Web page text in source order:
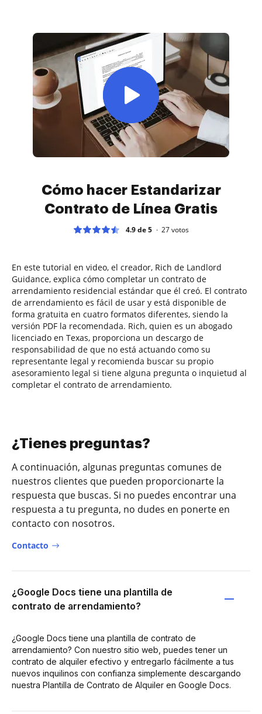
Cómo hacer Estandarizar
Contrato de Línea Gratis
4.9 de 5 27votos
En este tutorial en video, el creador, Rich de Landlord
Guidance, explica cómo completar un contrato de
arrendamiento residencial estándar que él creó. El contrato
de arrendamiento es fácil de usar y está disponible de
forma gratuita en cuatro formatos diferentes, siendo la
versión PDF la recomendada. Rich, quien es un abogado
licenciado en Texas, proporciona un descargo de
responsabilidad de que no está actuando como su
representante legal y recomienda buscar su propio
asesoramiento legal si tiene alguna pregunta o inquietud al
completar el contrato de arrendamiento.
¿Tienes preguntas?
A continuación, algunas preguntas comunes de
nuestros clientes que pueden proporcionarte la
respuesta que buscas. Si no puedes encontrar una
respuesta a tu pregunta, no dudes en ponerte en
contacto con nosotros.
Contacto
¿Google Docs tiene una plantilla de
contrato de arrendamiento?
¿Google Docs tiene una plantilla de contrato de
arrendamiento? Con nuestro sitio web, puedes tener un
contrato de alquiler efectivo y entregarlo fácilmente a tus
nuevos inquilinos con confianza simplemente descargando
nuestra Plantilla de Contrato de Alquiler en Google Docs.